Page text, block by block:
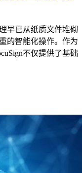
早已从纸质文件堆砌
的智能化操作。作为
不仅提供了基础